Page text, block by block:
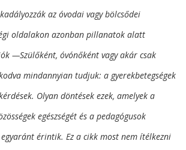
az óvodai vagy bölcsődei
oldalakon azonban pillanatok alatt
—Szülőként, óvónőként vagy akár csak
mindannyian tudjuk: a gyerekbetegségek
Olyan döntések ezek, amelyek a
egészségét és a pedagógusok
érintik. Ez a cikk most nem ítélkezni